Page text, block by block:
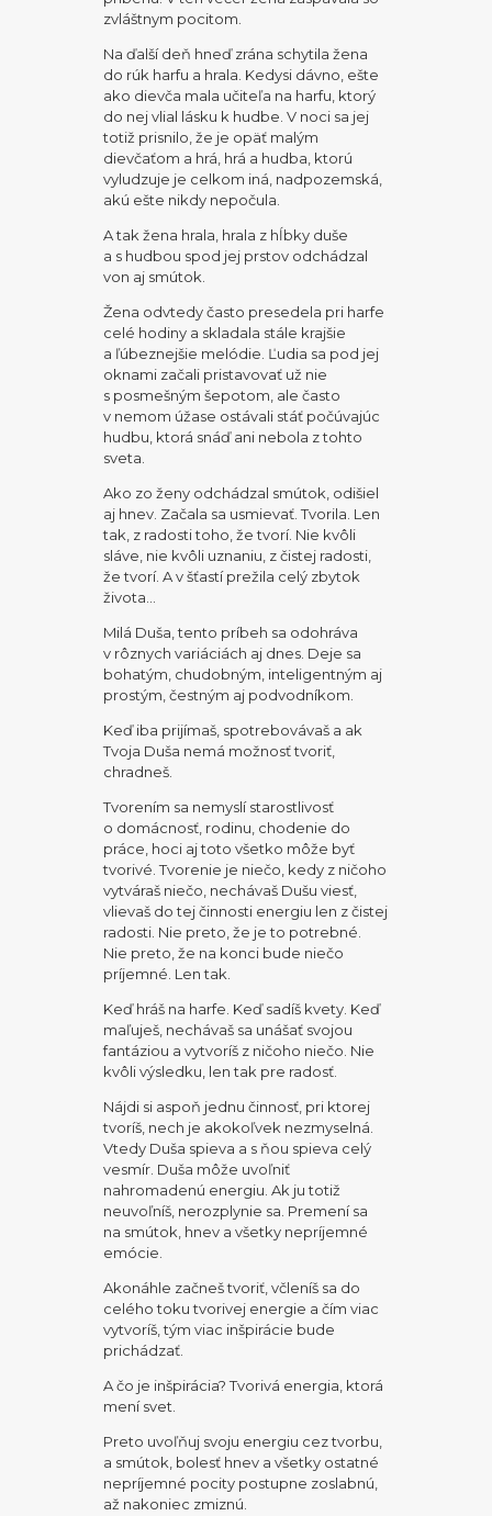
zvláštnym pocitom.
Na ďalší deň hneď zrána schytila žena
do rúk harfu a hrala. Kedysi dávno, ešte
ako dievča mala učiteľa na harfu, ktorý
do nej vlial lásku k hudbe. V noci sa jej
totiž prisnilo, že je opäť malým
dievčaťom a hrá, hrá a hudba, ktorú
vyludzuje je celkom iná, nadpozemská,
akú ešte nikdy nepočula.
A tak žena hrala, hrala z hĺbky duše
a s hudbou spod jej prstov odchádzal
von aj smútok.
Žena odvtedy často presedela pri harfe
celé hodiny a skladala stále krajšie
a ľúbeznejšie melódie. Ľudia sa pod jej
oknami začali pristavovať už nie
s posmešným šepotom, ale často
v nemom úžase ostávali stáť počúvajúc
hudbu, ktorá snáď ani nebola z tohto
sveta.
Ako zo ženy odchádzal smútok, odišiel
aj hnev. Začala sa usmievať. Tvorila. Len
tak, z radosti toho, že tvorí. Nie kvôli
sláve, nie kvôli uznaniu, z čistej radosti,
že tvorí. A v šťastí prežila celý zbytok
života…
Milá Duša, tento príbeh sa odohráva
v rôznych variáciách aj dnes. Deje sa
bohatým, chudobným, inteligentným aj
prostým, čestným aj podvodníkom.
Keď iba prijímaš, spotrebovávaš a ak
Tvoja Duša nemá možnosť tvoriť,
chradneš.
Tvorením sa nemyslí starostlivosť
o domácnosť, rodinu, chodenie do
práce, hoci aj toto všetko môže byť
tvorivé. Tvorenie je niečo, kedy z ničoho
vytváraš niečo, nechávaš Dušu viesť,
vlievaš do tej činnosti energiu len z čistej
radosti. Nie preto, že je to potrebné.
Nie preto, že na konci bude niečo
príjemné. Len tak.
Keď hráš na harfe. Keď sadíš kvety. Keď
maľuješ, nechávaš sa unášať svojou
fantáziou a vytvoríš z ničoho niečo. Nie
kvôli výsledku, len tak pre radosť.
Nájdi si aspoň jednu činnosť, pri ktorej
tvoríš, nech je akokoľvek nezmyselná.
Vtedy Duša spieva a s ňou spieva celý
vesmír. Duša môže uvoľniť
nahromadenú energiu. Ak ju totiž
neuvoľníš, nerozplynie sa. Premení sa
na smútok, hnev a všetky nepríjemné
emócie.
Akonáhle začneš tvoriť, včleníš sa do
celého toku tvorivej energie a čím viac
vytvoríš, tým viac inšpirácie bude
prichádzať.
A čo je inšpirácia? Tvorivá energia, ktorá
mení svet.
Preto uvoľňuj svoju energiu cez tvorbu,
a smútok, bolesť hnev a všetky ostatné
nepríjemné pocity postupne zoslabnú,
až nakoniec zmiznú.